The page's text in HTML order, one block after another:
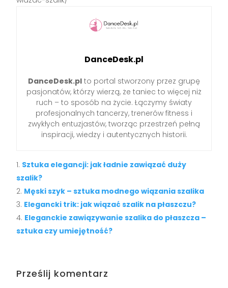
DanceDesk.pl
DanceDesk.pl to portal stworzony przez grupę
pasjonatów, którzy wierzą, że taniec to więcej niż
ruch – to sposób na życie. Łączymy światy
profesjonalnych tancerzy, trenerów fitness i
zwykłych entuzjastów, tworząc przestrzeń pełną
inspiracji, wiedzy i autentycznych historii.
Sztuka elegancji: jak ładnie zawiązać duży
szalik?
Męski szyk – sztuka modnego wiązania szalika
Elegancki trik: jak wiązać szalik na płaszczu?
Eleganckie zawiązywanie szalika do płaszcza –
sztuka czy umiejętność?
Prześlij komentarz